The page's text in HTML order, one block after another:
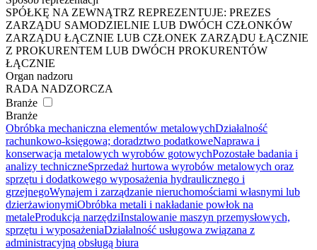
SPÓŁKĘ NA ZEWNĄTRZ REPREZENTUJE: PREZES
ZARZĄDU SAMODZIELNIE LUB DWÓCH CZŁONKÓW
ZARZĄDU ŁĄCZNIE LUB CZŁONEK ZARZĄDU ŁĄCZNIE
Z PROKURENTEM LUB DWÓCH PROKURENTÓW
ŁĄCZNIE
Organ nadzoru
RADA NADZORCZA
Branże
Branże
Obróbka mechaniczna elementów metalowychDziałalność
rachunkowo-księgowa; doradztwo podatkoweNaprawa i
konserwacja metalowych wyrobów gotowychPozostałe badania i
analizy techniczneSprzedaż hurtowa wyrobów metalowych oraz
sprzętu i dodatkowego wyposażenia hydraulicznego i
grzejnegoWynajem i zarządzanie nieruchomościami własnymi lub
dzierżawionymiObróbka metali i nakładanie powłok na
metaleProdukcja narzędziInstalowanie maszyn przemysłowych,
sprzętu i wyposażeniaDziałalność usługowa związana z
administracyjną obsługą biura